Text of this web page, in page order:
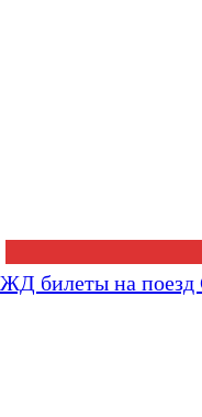
ЖД билеты на поезд